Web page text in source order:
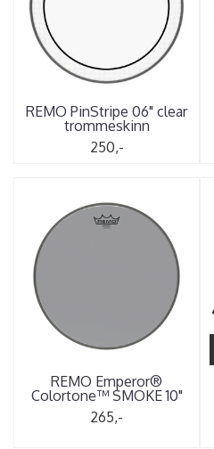
REMO PinStripe 06" clear
trommeskinn
250,-
REMO Emperor®
Colortone™ SMOKE 10"
265,-